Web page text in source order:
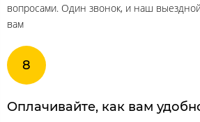
вопросами. Один звонок, и наш
вам
Оплачивайте, как вам